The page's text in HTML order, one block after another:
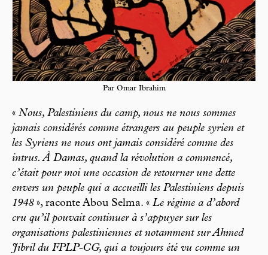
Par Omar Ibrahim
« Nous, Palestiniens du camp, nous ne nous sommes
jamais considérés comme étrangers au peuple syrien et
les Syriens ne nous ont jamais considéré comme des
intrus. À Damas, quand la révolution a commencé,
c’était pour moi une occasion de retourner une dette
envers un peuple qui a accueilli les Palestiniens depuis
1948», raconte Abou Selma. « Le régime a d’abord
cru qu’il pouvait continuer à s’appuyer sur les
organisations palestiniennes et notamment sur Ahmed
Jibril du FPLP-CG, qui a toujours été vu comme un